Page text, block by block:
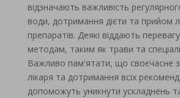
відзначають важливість
води, дотримання дієти та прийом
препаратів. Деякі віддають
методам, таким як трави та
Важливо пам'ятати, що своєчасне
лікаря та дотримання всіх
допоможуть уникнути ускладнень